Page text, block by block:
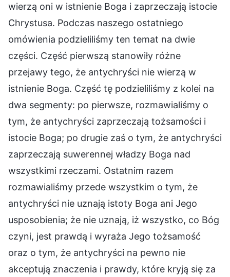
wierzą oni w istnienie Boga i zaprzeczają istocie
Chrystusa. Podczas naszego ostatniego
omówienia podzieliliśmy ten temat na dwie
części. Część pierwszą stanowiły różne
przejawy tego, że antychryści nie wierzą w
istnienie Boga. Część tę podzieliliśmy z kolei na
dwa segmenty: po pierwsze, rozmawialiśmy o
tym, że antychryści zaprzeczają tożsamości i
istocie Boga; po drugie zaś o tym, że antychryści
zaprzeczają suwerennej władzy Boga nad
wszystkimi rzeczami. Ostatnim razem
rozmawialiśmy przede wszystkim o tym, że
antychryści nie uznają istoty Boga ani Jego
usposobienia; że nie uznają, iż wszystko, co Bóg
czyni, jest prawdą i wyraża Jego tożsamość
oraz o tym, że antychryści na pewno nie
akceptują znaczenia i prawdy, które kryją się za